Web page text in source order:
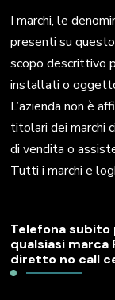
I marchi, le
presenti su
scopo descrittivo
installati o
L’azienda non è
titolari dei marchi
di vendita o
Tutti i marchi e
Telefona subito
qualsiasi marca
diretto no call